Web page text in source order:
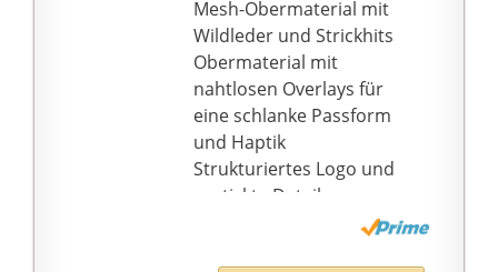
Mesh-Obermaterial mit
Wildleder und Strickhits
Obermaterial mit
nahtlosen Overlays für
eine schlanke Passform
und Haptik
Strukturiertes Logo und
gestickte Details